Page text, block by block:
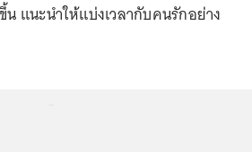
แนะนำให้แบ่งเวลากับคนรักอย่าง